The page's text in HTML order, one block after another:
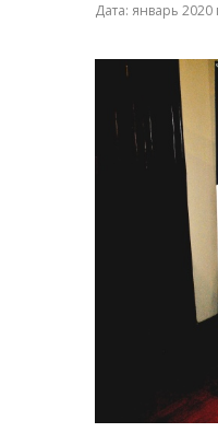
Дата: январь 2020